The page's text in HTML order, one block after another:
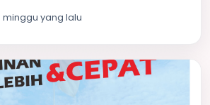
minggu yang lalu